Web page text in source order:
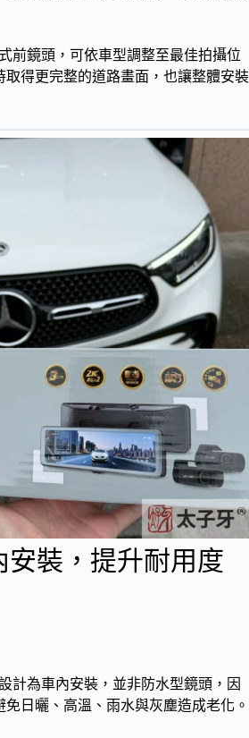
前鏡頭，可依車型調整至最佳拍攝位
取得更完整的道路畫面，也讓整體安裝
安裝，提升耐用度
計為車內安裝，並非防水型鏡頭，因
日曬、高溫、雨水與灰塵造成老化。